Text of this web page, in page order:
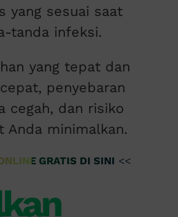
yang sesuai saat
tanda infeksi.
yang tepat dan
penyebaran
cegah, dan risiko
Anda minimalkan.
GRATIS DI SINI <<